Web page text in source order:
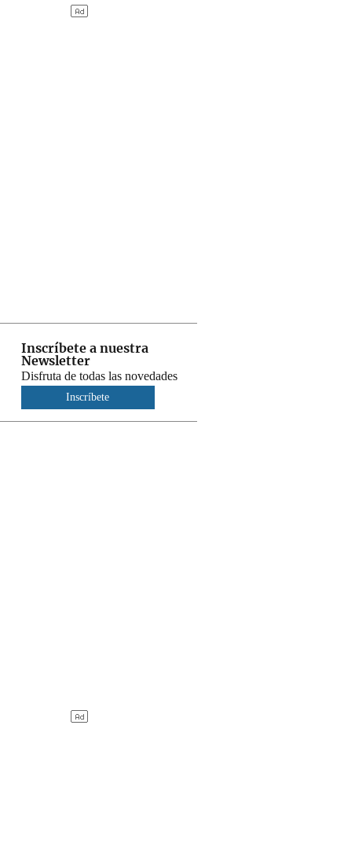
Inscríbete a nuestra
Newsletter
Disfruta de todas las novedades
Inscríbete